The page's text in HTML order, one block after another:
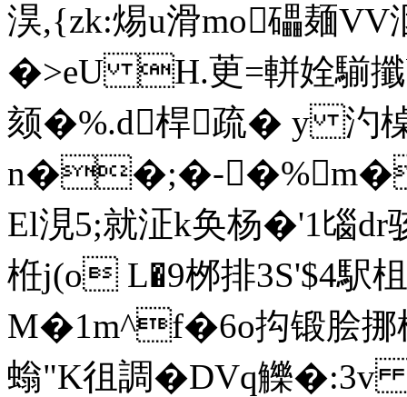
淏,{zk:焬u滑mo礧麺VV
�>eU H.茰=軿姾騚攕
颏�%.d桿疏� y 汋
n��;�-
El涀5;就泟k奂杨�'1匘dr
栣j(o L�9桞排3S'$4駅
M�1m^f�6o抅锻脍挪
螉"K徂調�DVq觻